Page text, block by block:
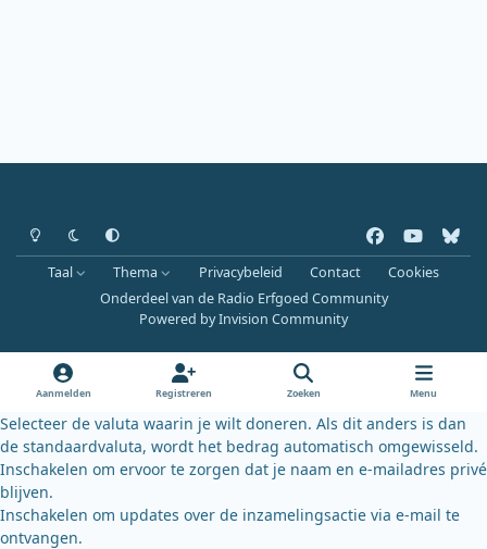
Heldere modus
Donkere modus
Systeemvoorkeur
a
c
e
o
o
u
b
b
l
u
k
y
Taal Thema Privacybeleid Contact
Cookies
Onderdeel van de Radio Erfgoed Community
Powered byInvision Community
Aanmelden Registreren Zoeken Menu
Selecteer de valuta waarin je wilt doneren. Als dit anders is dan
de standaardvaluta, wordt het bedrag automatisch omgewisseld.
Inschakelen om ervoor te zorgen dat je naam en e-mailadres privé
blijven.
Inschakelen om updates over de inzamelingsactie via e-mail te
ontvangen.